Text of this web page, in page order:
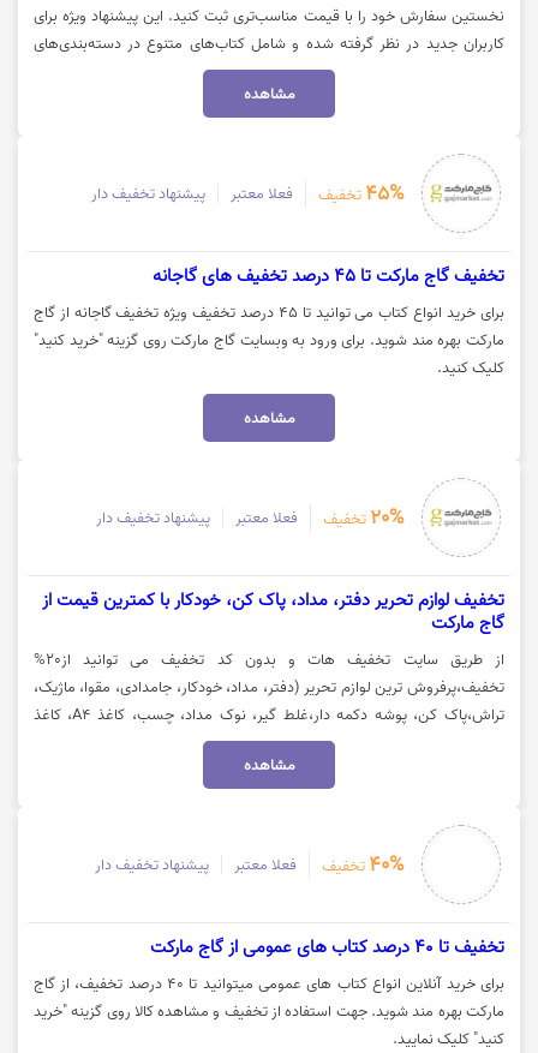
نخستین سفارش خود را با قیمت مناسب‌تری ثبت کنید. این پیشنهاد ویژه برای
کاربران جدید در نظر گرفته شده و شامل کتاب‌های متنوع در دسته‌بندی‌های
مختلف از جمله رمان، روان‌شناسی، آموزشی و کودک و نوجوان می‌شود. جهت
دریافت کد و استفاده از این فرصت، روی گزینه «خرید کنید» کلیک نمایید.
مشاهده
45% تخفیف فعلا معتبر پیشنهاد تخفیف دار
تخفیف گاج مارکت تا 45 درصد تخفیف های گاجانه
برای خرید انواع کتاب می توانید تا 45 درصد تخفیف ویژه تخفیف گاجانه از گاج
مارکت بهره مند شوید. برای ورود به وبسایت گاج مارکت روی گزینه "خرید کنید"
کلیک کنید.
مشاهده
20% تخفیف فعلا معتبر پیشنهاد تخفیف دار
تخفیف لوازم تحریر دفتر، مداد، پاک کن، خودکار با کمترین قیمت از
گاج مارکت
از طریق سایت تخفیف هات و بدون کد تخفیف می ‌توانید از20%
تخفیف،پرفروش ترین لوازم تحریر (دفتر، مداد، خودکار، جامدادی، مقوا، ماژیک،
تراش،پاک کن، پوشه دکمه دار،غلط گیر، نوک مداد، چسب، کاغذ A4، کاغذ
رنگی، برچسب، خط کش و..) از گاج مارکت بهره‌مند شوید. برای مشاهده انواع
لوازم تحریر روی گزینه "خرید کنید" کلیک نمایید.
مشاهده
40% تخفیف فعلا معتبر پیشنهاد تخفیف دار
تخفیف تا 40 درصد کتاب های عمومی از گاج مارکت
برای خرید آنلاین انواع کتاب های عمومی میتوانید تا 40 درصد تخفیف، از گاج
مارکت بهره مند شوید. جهت استفاده از تخفیف و مشاهده کالا روی گزینه "خرید
کنید" کلیک نمایید.